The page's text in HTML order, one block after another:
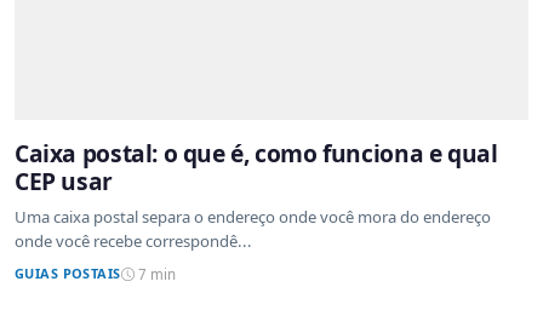
Caixa postal: o que é, como funciona e qual
CEP usar
Uma caixa postal separa o endereço onde você mora do endereço
onde você recebe correspondê...
GUIAS POSTAIS 7 min